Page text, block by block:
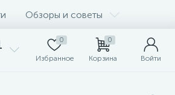
Обзоры и советы
0
Избранное
0
Корзина Войти